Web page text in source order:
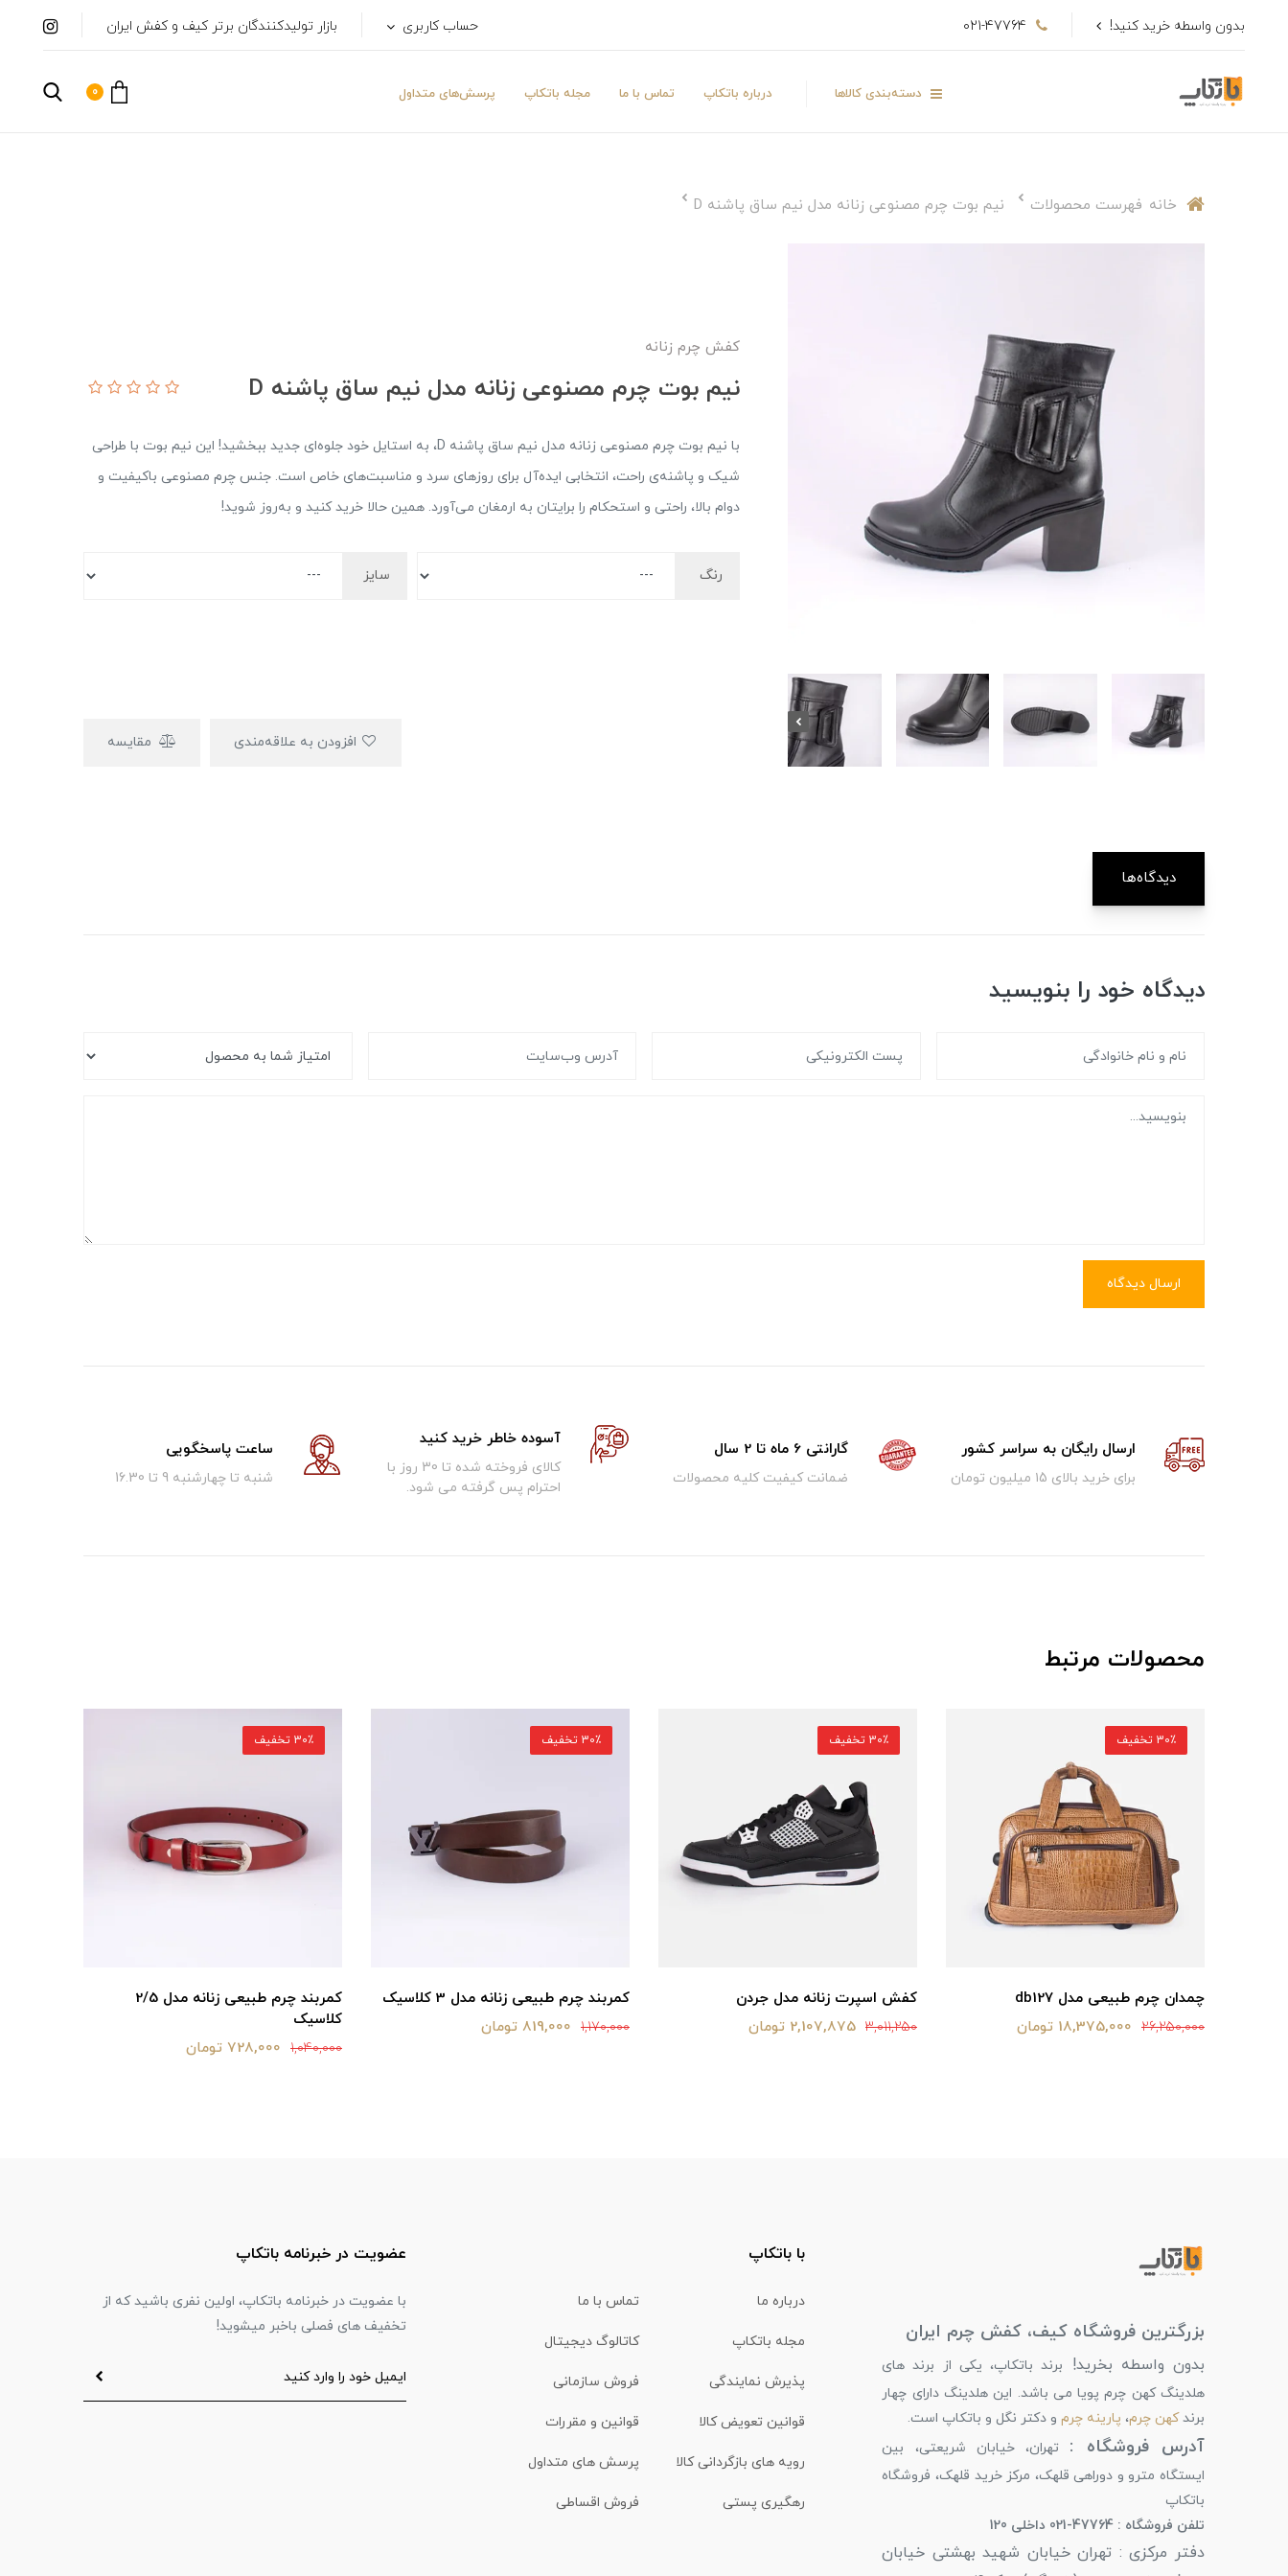
بدون واسطه خرید کنید! 021-47764 حساب کاربری بازار تولیدکنندگان برتر کیف و کفش ایران
دسته‌بندی کالاها درباره باتکاپ تماس با ما مجله باتکاپ پرسش‌های متداول 0
خانه فهرست محصولات نیم بوت چرم مصنوعی زنانه مدل نیم ساق پاشنه D
کفش چرم زنانه
نیم بوت چرم مصنوعی زنانه مدل نیم ساق پاشنه D
با نیم بوت چرم مصنوعی زنانه مدل نیم ساق پاشنه D، به استایل خود جلوه‌ای جدید ببخشید! این نیم بوت با طراحی
شیک و پاشنه‌ی راحت، انتخابی ایده‌آل برای روزهای سرد و مناسبت‌های خاص است. جنس چرم مصنوعی باکیفیت و
دوام بالا، راحتی و استحکام را برایتان به ارمغان می‌آورد. همین حالا خرید کنید و به‌روز شوید!
رنگ سایز
مقایسه
دیدگاه‌ها
دیدگاه خود را بنویسید
ارسال دیدگاه
ارسال رایگان به سراسر کشور
برای خرید بالای ۱5 میلیون تومان
گارانتی 6 ماه تا 2 سال
ضمانت کیفیت کلیه محصولات
آسوده خاطر خرید کنید
کالای فروخته شده تا 30 روز با
احترام پس گرفته می شود.
ساعت پاسخگویی
شنبه تا چهارشنبه 9 تا 16.30
محصولات مرتبط
چمدان چرم طبیعی مدل db127
26,250,000 18,375,000 تومان
30٪ تخفیف
کفش اسپرت زنانه مدل جردن
3,011,250 2,107,875 تومان
30٪ تخفیف
کمربند چرم طبیعی زنانه مدل 3 کلاسیک
1,170,000 819,000 تومان
30٪ تخفیف
کمربند چرم طبیعی زنانه مدل 2/5
کلاسیک
1,040,000 728,000 تومان
30٪ تخفیف
بزرگترین فروشگاه کیف، کفش چرم ایران
بدون واسطه بخرید!
برند باتکاپ، یکی از برند های
هلدینگ کهن چرم پویا می باشد. این هلدینگ دارای چهار
برندکهن چرم، پارینه چرم و دکتر نگل و باتکاپ است.
آدرس فروشگاه : تهران، خیابان شریعتی، بین
ایستگاه مترو و دوراهی قلهک، مرکز خرید قلهک، فروشگاه
باتکاپ
تلفن فروشگاه : 47764-021 داخلی 120
دفتر مرکزی : تهران خیابان شهید بهشتی خیابان
با باتکاپ
درباره ما تماس با ما
مجله باتکاپ کاتالوگ دیجیتال
پذیرش نمایندگی فروش سازمانی
قوانین تعویض کالا قوانین و مقررات
رویه های بازگردانی کالا پرسش های متداول
رهگیری پستی فروش اقساطی
عضویت در خبرنامه باتکاپ
با عضویت در خبرنامه باتکاپ، اولین نفری باشید که از
تخفیف های فصلی باخبر میشوید!